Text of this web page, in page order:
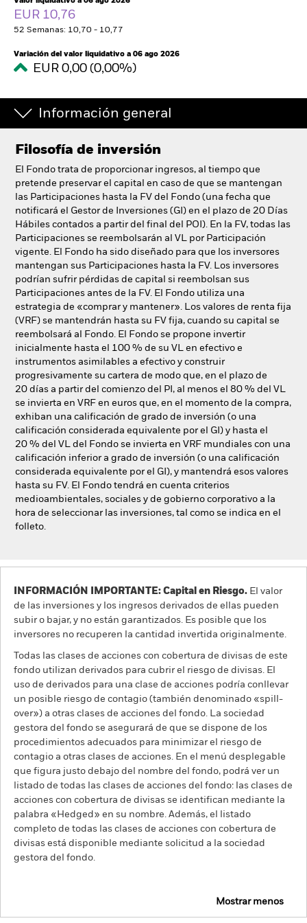
España
Change location
BlackRock
EUR 10,76
52 Semanas: 10,70 - 10,77
Variación del valor liquidativo a 06 ago 2026
EUR 0,00 (0,00%)
Información general
Filosofía de inversión
El Fondo trata de proporcionar ingresos, al tiempo que
pretende preservar el capital en caso de que se mantengan
las Participaciones hasta la FV del Fondo (una fecha que
notificará el Gestor de Inversiones (GI) en el plazo de 20 Días
Hábiles contados a partir del final del POI). En la FV, todas las
Participaciones se reembolsarán al VL por Participación
vigente. El Fondo ha sido diseñado para que los inversores
mantengan sus Participaciones hasta la FV. Los inversores
podrían sufrir pérdidas de capital si reembolsan sus
Participaciones antes de la FV. El Fondo utiliza una
estrategia de «comprar y mantener». Los valores de renta fija
(VRF) se mantendrán hasta su FV fija, cuando su capital se
reembolsará al Fondo. El Fondo se propone invertir
inicialmente hasta el 100 % de su VL en efectivo e
instrumentos asimilables a efectivo y construir
progresivamente su cartera de modo que, en el plazo de
20 días a partir del comienzo del PI, al menos el 80 % del VL
se invierta en VRF en euros que, en el momento de la compra,
exhiban una calificación de grado de inversión (o una
calificación considerada equivalente por el GI) y hasta el
20 % del VL del Fondo se invierta en VRF mundiales con una
calificación inferior a grado de inversión (o una calificación
considerada equivalente por el GI), y mantendrá esos valores
hasta su FV. El Fondo tendrá en cuenta criterios
medioambientales, sociales y de gobierno corporativo a la
hora de seleccionar las inversiones, tal como se indica en el
folleto.
INFORMACIÓN IMPORTANTE: Capital en Riesgo. El valor
de las inversiones y los ingresos derivados de ellas pueden
subir o bajar, y no están garantizados. Es posible que los
inversores no recuperen la cantidad invertida originalmente.
Todas las clases de acciones con cobertura de divisas de este
fondo utilizan derivados para cubrir el riesgo de divisas. El
uso de derivados para una clase de acciones podría conllevar
un posible riesgo de contagio (también denominado «spill-
over») a otras clases de acciones del fondo. La sociedad
gestora del fondo se asegurará de que se dispone de los
procedimientos adecuados para minimizar el riesgo de
contagio a otras clases de acciones. En el menú desplegable
que figura justo debajo del nombre del fondo, podrá ver un
listado de todas las clases de acciones del fondo: las clases de
acciones con cobertura de divisas se identifican mediante la
palabra «Hedged» en su nombre. Además, el listado
completo de todas las clases de acciones con cobertura de
divisas está disponible mediante solicitud a la sociedad
gestora del fondo.
Mostrar menos